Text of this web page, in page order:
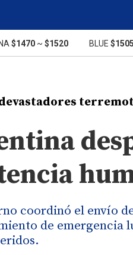
$1470 ~ $1520 BLUE $1505
coordinó el envío
de emergencia